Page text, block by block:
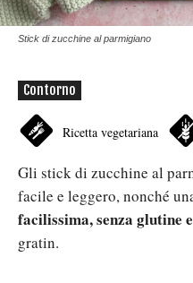
Stick di zucchine al parmigiano
Contorno
Ricetta vegetariana
Gli stick di zucchine al
facile e leggero, nonché
facilissima, senza glutine
gratin.